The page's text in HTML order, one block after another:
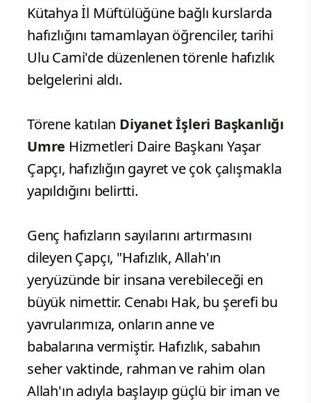
Kütahya İl Müftülüğüne bağlı kurslarda
hafızlığını tamamlayan öğrenciler, tarihi
Ulu Cami'de düzenlenen törenle hafızlık
belgelerini aldı.
Törene katılan Diyanet İşleri Başkanlığı
Umre Hizmetleri Daire Başkanı Yaşar
Çapçı, hafızlığın gayret ve çok çalışmakla
yapıldığını belirtti.
Genç hafızların sayılarını artırmasını
dileyen Çapçı, "Hafızlık, Allah'ın
yeryüzünde bir insana verebileceği en
büyük nimettir. Cenabı Hak, bu şerefi bu
yavrularımıza, onların anne ve
babalarına vermiştir. Hafızlık, sabahın
seher vaktinde, rahman ve rahim olan
Allah'ın adıyla başlayıp güçlü bir iman ve